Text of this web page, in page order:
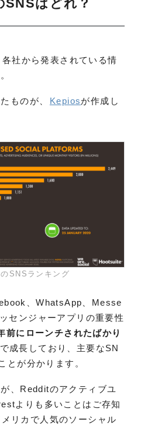
SNSはどれ？
社から発表されている情
ものが、 Kepiosが作成し
SNSランキング
、WhatsApp、Messe
センジャーアプリの重要性
前にローンチされたばかり
成長しており、主要なSN
とが分かります。
、Redditのアクティブユ
よりも多いことはご存知
リカで人気のソーシャル